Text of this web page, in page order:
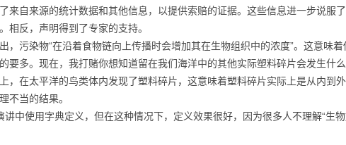
来自来源的统计数据和其他信息，以提供索赔的证据。这些信息进一步说服
相反，声明得到了专家的支持。
污染物“在沿着食物链向上传播时会增加其在生物组织中的浓度”。这意味着
要多。现在，我打赌你想知道留在我们海洋中的其他实际塑料碎片会发生什
，在太平洋的鸟类体内发现了塑料碎片，这意味着塑料碎片实际上是从内到
不当的结果。
使用字典定义，但在这种情况下，定义效果很好，因为很多人不理解“生物